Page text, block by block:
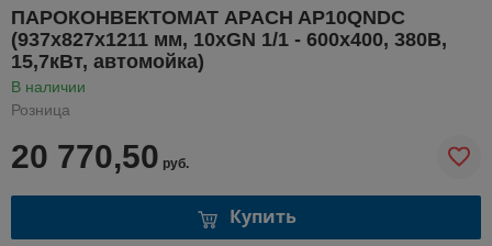
ПАРОКОНВЕКТОМАТ APACH AP10QNDC
(937х827х1211 мм, 10хGN 1/1 - 600х400, 380В,
15,7кВт, автомойка)
В наличии
Розница
20 770,50 руб.
Купить